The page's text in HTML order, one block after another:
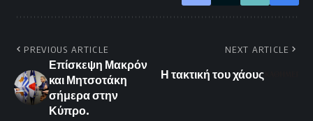
PREVIOUS ARTICLE
Επίσκεψη Μακρόν
και Μητσοτάκη
σήμερα στην
Κύπρο.
NEXT ARTICLE
Η τακτική του χάους